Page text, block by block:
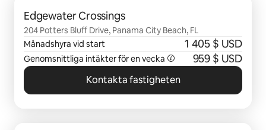
Edgewater Crossings
204 Potters Bluff Drive, Panama City Beach, FL
Månadshyra vid start
1 405 $ USD
Genomsnittliga intäkter för en vecka 959 $ USD
Kontakta fastigheten